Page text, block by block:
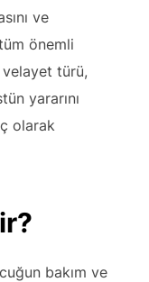
ve
önemli
velayet türü,
yararını
olarak
bakım ve